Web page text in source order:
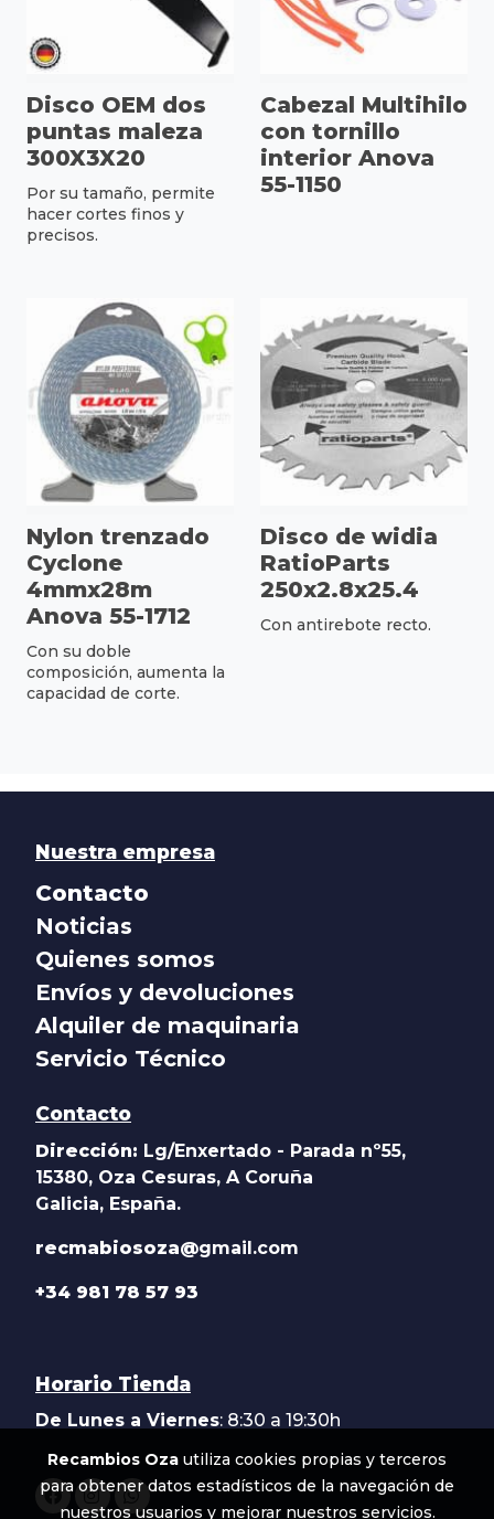
Disco OEM dos
puntas maleza
300X3X20
Por su tamaño, permite
hacer cortes finos y
precisos.
Cabezal Multihilo
con tornillo
interior Anova
55-1150
Nylon trenzado
Cyclone
4mmx28m
Anova 55-1712
Con su doble
composición, aumenta la
capacidad de corte.
Disco de widia
RatioParts
250x2.8x25.4
Con antirebote recto.
Nuestra empresa
Contacto
Noticias
Quienes somos
Envíos y devoluciones
Alquiler de maquinaria
Servicio Técnico
Contacto
Dirección: Lg/Enxertado - Parada nº55,
15380, Oza Cesuras, A Coruña
Galicia, España.
recmabiosoza@gmail.com
+34 981 78 57 93
Horario Tienda
De Lunes a Viernes: 8:30 a 19:30h
Recambios Oza utiliza cookies propias y terceros
para obtener datos estadísticos de la navegación de
nuestros usuarios y mejorar nuestros servicios.